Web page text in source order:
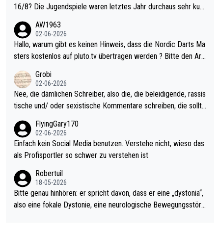
16/8? Die Jugendspiele waren letztes Jahr durchaus sehr kurz
Allerdings ist Mitchell Lawrie als Nummer 1 der Welt eh qualifi
ziert. Somit ändert die automatische Qualifikation des Weltmei
sters erstmal nichts. Ich denke sie wollen damit für nächstes J
ohl wenig WDF Turniere spielen. Dies war bei Archie Self letzt
es Jahr der Fall. Er musste als amtierender Weltmeister durch
den Qualifier und ich glaube kaum, dass Mitchel sich das (in Ve
gas) antun würde, wenn er doch eigentlich die PDC-WM als Zi
el hat.
AW1963
02-06-2026
Hallo, warum gibt es keinen Hinweis, dass die Nordic Darts Ma
sters kostenlos auf pluto.tv übertragen werden ? Bitte den Arti
Grobi
02-06-2026
Nee, die dämlichen Schreiber, also die, die beleidigende, rassis
tische und/ oder sexistische Kommentare schreiben, die sollte
s Leben in den Griff kriegen. Nur eins wundert mich: Luke Little
r war doch neulich erst derjenige, der über Social Media GvV p
rovoziert hat. Und Littlers Mutter schießt öfters mal gegen Ric
FlyingGary170
02-06-2026
Einfach kein Social Media benutzen. Verstehe nicht, wieso das
als Profisportler so schwer zu verstehen ist
Robertuil
18-05-2026
Bitte genau hinhören: er spricht davon, dass er eine „dystonia“,
also eine fokale Dystonie, eine neurologische Bewegungsstöru